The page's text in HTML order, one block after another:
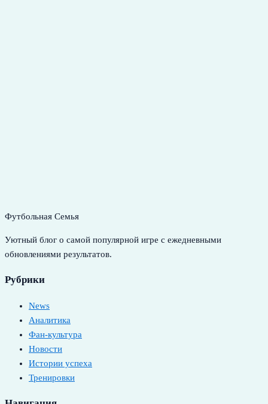
Футбольная Семья
Уютный блог о самой популярной игре с ежедневными
обновлениями результатов.
Рубрики
News
Аналитика
Фан-культура
Новости
Истории успеха
Тренировки